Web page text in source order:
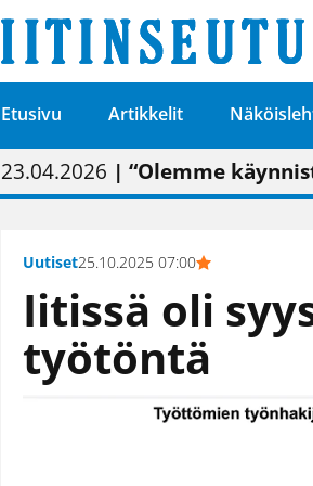
Etusivu Artikkelit
01.02.2026 | Painon
05.02.2026 | Uudistettu
23.04.2026 | “Olemme
09.05.2026| "Maalla on
Uutiset25.10.2025 07:00
Iitissä oli
työtöntä